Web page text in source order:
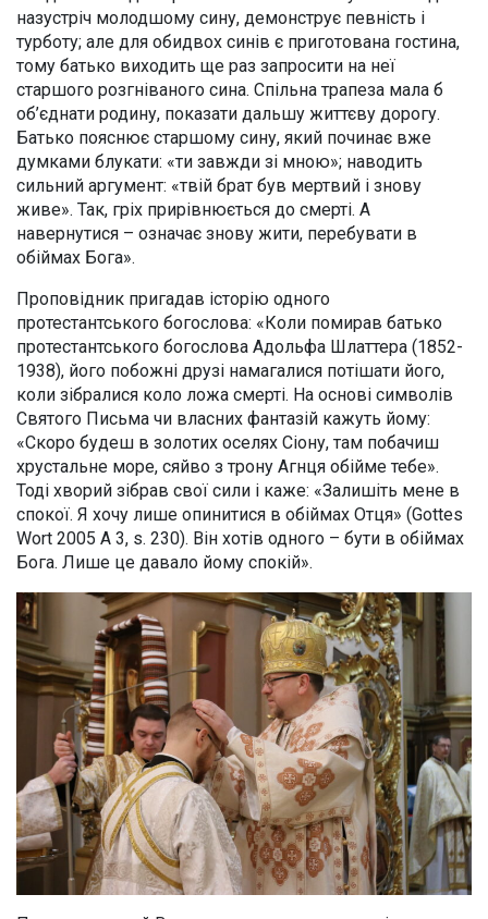
назустріч молодшому сину, демонструє певність і
турботу; але для обидвох синів є приготована гостина,
тому батько виходить ще раз запросити на неї
старшого розгніваного сина. Спільна трапеза мала б
об’єднати родину, показати дальшу життєву дорогу.
Батько пояснює старшому сину, який починає вже
думками блукати: «ти завжди зі мною»; наводить
сильний аргумент: «твій брат був мертвий і знову
живе». Так, гріх прирівнюється до смерті. А
навернутися – означає знову жити, перебувати в
обіймах Бога».
Проповідник пригадав історію одного
протестантського богослова: «Коли помирав батько
протестантського богослова Адольфа Шлаттера (1852-
1938), його побожні друзі намагалися потішати його,
коли зібралися коло ложа смерті. На основі символів
Святого Письма чи власних фантазій кажуть йому:
«Скоро будеш в золотих оселях Сіону, там побачиш
хрустальне море, сяйво з трону Агнця обійме тебе».
Тоді хворий зібрав свої сили і каже: «Залишіть мене в
спокої. Я хочу лише опинитися в обіймах Отця» (Gottes
Wort 2005 A 3, s. 230). Він хотів одного – бути в обіймах
Бога. Лише це давало йому спокій».